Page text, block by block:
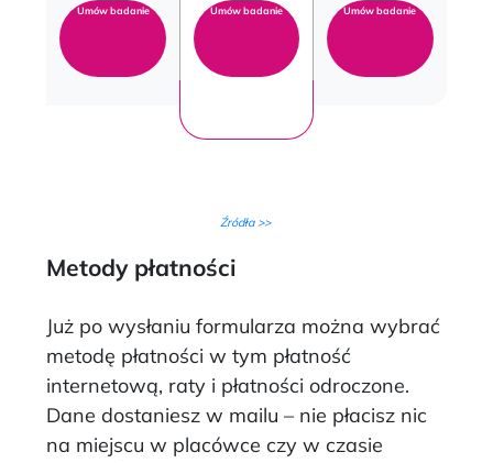
Umów badanie Umów badanie Umów badanie
Źródła >>
Metody płatności
Już po wysłaniu formularza można wybrać
metodę płatności w tym płatność
internetową, raty i płatności odroczone.
Dane dostaniesz w mailu – nie płacisz nic
na miejscu w placówce czy w czasie